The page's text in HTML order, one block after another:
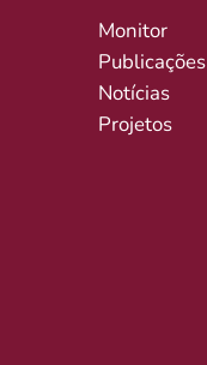
Monitor
Publicações
Notícias
Projetos